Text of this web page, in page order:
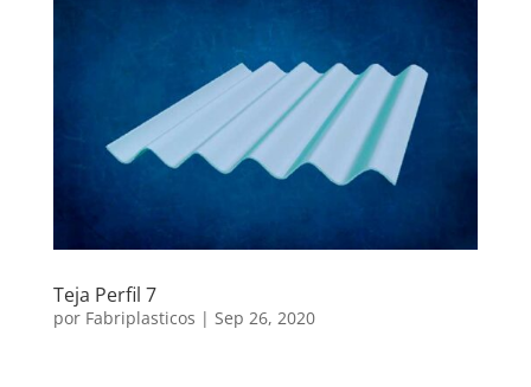
Teja Perfil 7
por Fabriplasticos | Sep 26, 2020